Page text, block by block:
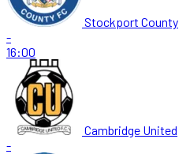
Stockport County
-
16:00
Cambridge United
-